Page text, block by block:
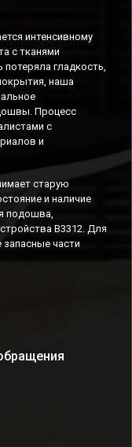
интенсивному
с тканями
гладкость,
наша
Процесс
с
и
старую
и наличие
подошва,
B3312. Для
части